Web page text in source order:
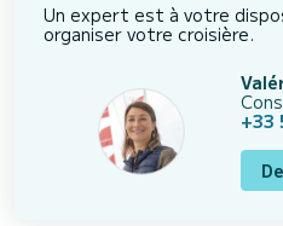
Un expert est à votre
organiser votre croisière.
+33